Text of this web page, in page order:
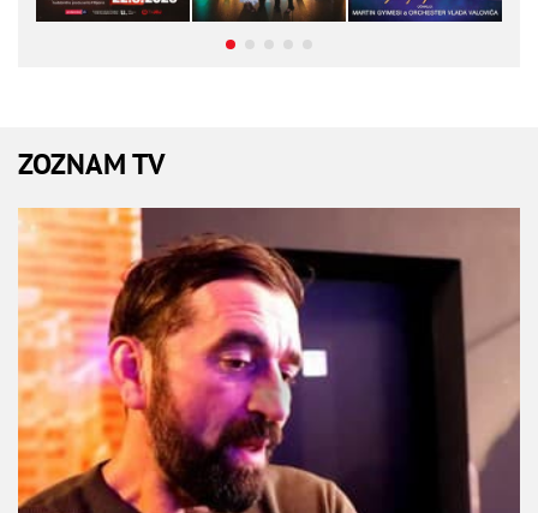
ZOZNAM TV